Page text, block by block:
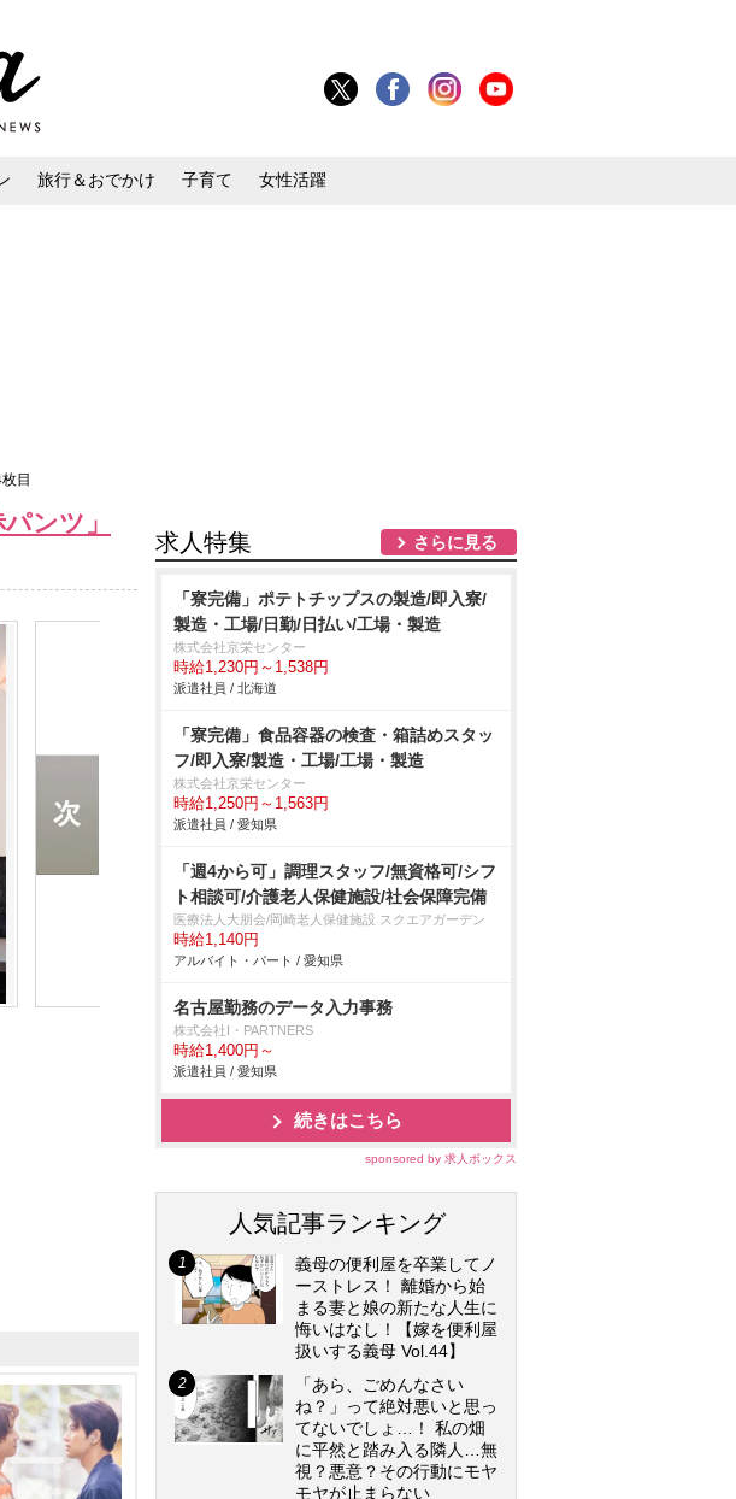
旅行＆おでかけ 子育て 女性活躍
目
ンツ」
求人特集 さらに見る
「寮完備」ポテトチップスの製造/即入寮/
製造・工場/日勤/日払い/工場・製造
株式会社京栄センター
時給1,230円～1,538円
派遣社員 / 北海道
「寮完備」食品容器の検査・箱詰めスタッ
フ/即入寮/製造・工場/工場・製造
株式会社京栄センター
時給1,250円～1,563円
派遣社員 / 愛知県
「週4から可」調理スタッフ/無資格可/シフ
ト相談可/介護老人保健施設/社会保障完備
医療法人大朋会/岡崎老人保健施設 スクエアガーデン
時給1,140円
アルバイト・パート / 愛知県
名古屋勤務のデータ入力事務
株式会社I・PARTNERS
時給1,400円～
派遣社員 / 愛知県
続きはこちら
sponsored by 求人ボックス
人気記事ランキング
義母の便利屋を卒業してノ
ーストレス！ 離婚から始
まる妻と娘の新たな人生に
悔いはなし！【嫁を便利屋
扱いする義母 Vol.44】
「あら、ごめんなさい
ね？」って絶対悪いと思っ
てないでしょ…！ 私の畑
に平然と踏み入る隣人…無
視？悪意？その行動にモヤ
モヤが止まらない